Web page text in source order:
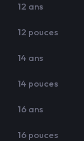
12 ans
12 pouces
14 ans
14 pouces
16 ans
16 pouces